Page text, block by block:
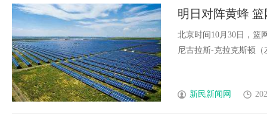
明日对阵黄蜂
北京时间10月30日，篮
尼古拉斯-克拉克斯顿（
新民新闻网